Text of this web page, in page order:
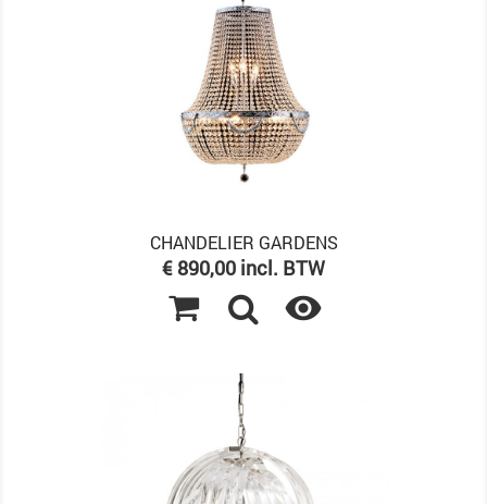
CHANDELIER GARDENS
Prijs
€ 890,00 incl. BTW
